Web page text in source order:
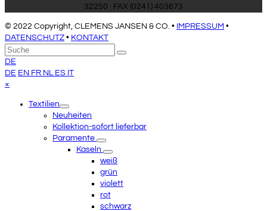
32250 · FAX (0241) 403673
© 2022 Copyright, CLEMENS JANSEN & CO. • IMPRESSUM •
DATENSCHUTZ • KONTAKT
An
den
Anfang
scrollen
Suche
Senden
DE
DE EN FR NL ES IT
×
menuTextilien
Neuheiten
Kollektion-sofort lieferbar
Paramente
Kaseln
weiß
grün
violett
rot
schwarz